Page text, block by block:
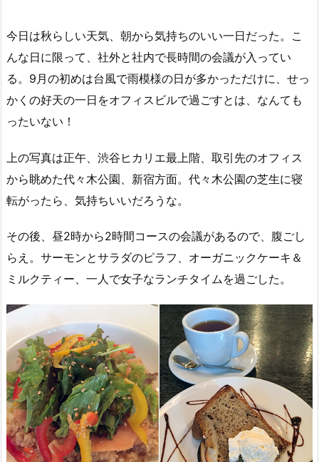
今日は秋らしい天気、朝から気持ちのいい一日だった。こ
んな日に限って、社外と社内で長時間の会議が入ってい
る。9月の初めは台風で雨模様の日が多かっただけに、せっ
かくの好天の一日をオフィスビルで過ごすとは、なんても
ったいない！
上の写真は正午、渋谷ヒカリエ最上階、取引先のオフィス
から眺めた代々木公園、新宿方面。代々木公園の芝生に寝
転がったら、気持ちいいだろうな。
その後、昼2時から2時間コースの会議があるので、腹ごし
らえ。サーモンとサラダのピラフ、オーガニックケーキ＆
ミルクティー、一人で女子なランチタイムを過ごした。